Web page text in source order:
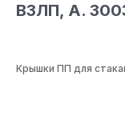
ВЗЛП, А.
Крышки ПП для